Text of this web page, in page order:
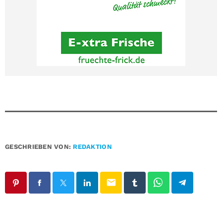
GESCHRIEBEN VON: REDAKTION
email